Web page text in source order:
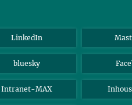
LinkedIn
bluesky
Intranet-MAX